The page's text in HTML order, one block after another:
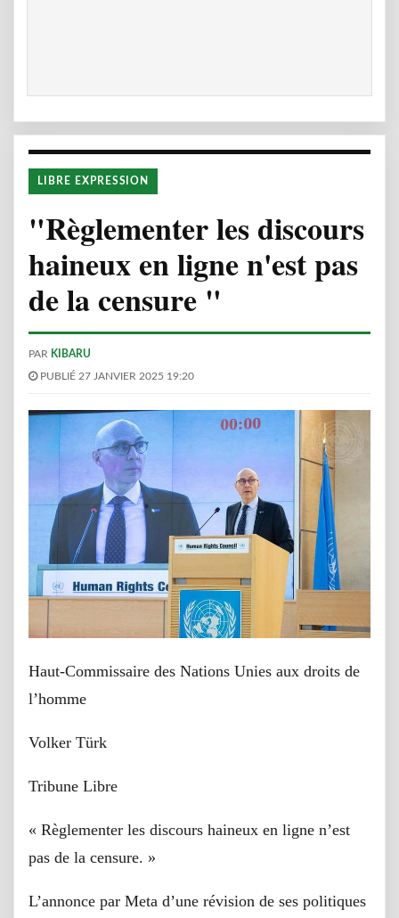
LIBRE EXPRESSION
"Règlementer les discours
haineux en ligne n'est pas
de la censure "
PAR KIBARU
PUBLIÉ 27 JANVIER 2025 19:20
Haut-Commissaire des Nations Unies aux droits de
l’homme
Volker Türk
Tribune Libre
« Règlementer les discours haineux en ligne n’est
pas de la censure. »
L’annonce par Meta d’une révision de ses politiques